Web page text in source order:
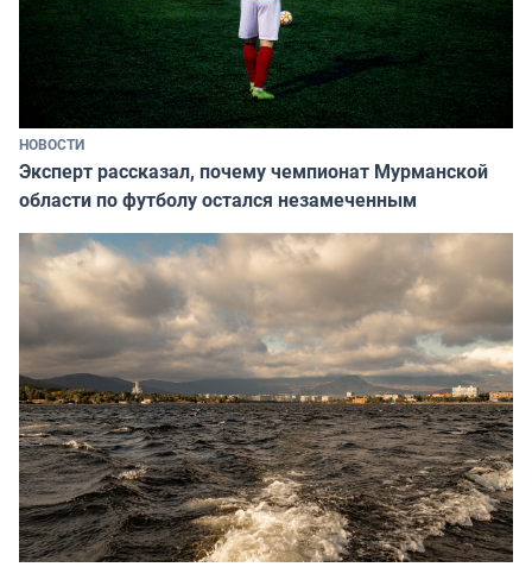
НОВОСТИ
Эксперт рассказал, почему чемпионат Мурманской
области по футболу остался незамеченным